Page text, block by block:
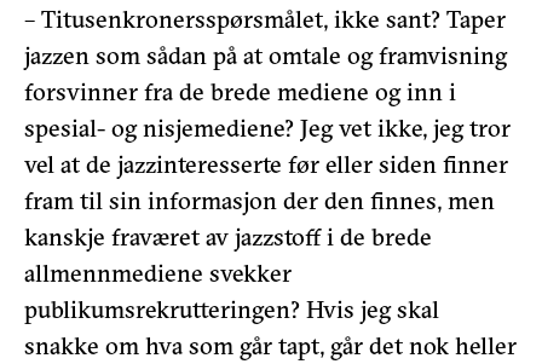
– Titusenkronersspørsmålet, ikke sant? Taper
jazzen som sådan på at omtale og framvisning
forsvinner fra de brede mediene og inn i
spesial- og nisjemediene? Jeg vet ikke, jeg tror
vel at de jazzinteresserte før eller siden finner
fram til sin informasjon der den finnes, men
kanskje fraværet av jazzstoff i de brede
allmennmediene svekker
publikumsrekrutteringen? Hvis jeg skal
snakke om hva som går tapt, går det nok heller